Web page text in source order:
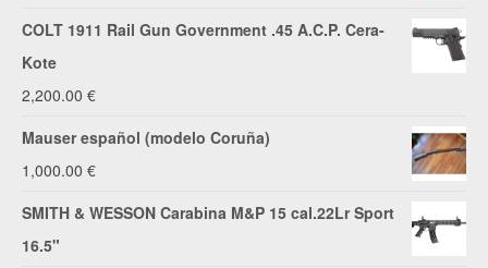
COLT 1911 Rail Gun Government .45 A.C.P. Cera-
Kote
2,200.00 €
Mauser español (modelo Coruña)
1,000.00 €
SMITH & WESSON Carabina M&P 15 cal.22Lr Sport
16.5"